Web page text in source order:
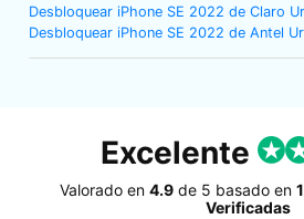
Desbloquear iPhone SE 2022 de Claro
Desbloquear iPhone SE 2022 de Antel
Excelente
Valorado en 4.9 de 5 basado en
Verificadas